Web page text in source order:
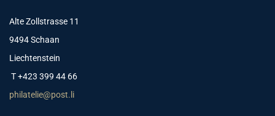
Alte Zollstrasse 11
9494 Schaan
Liechtenstein
T +423 399 44 66
philatelie@post.li